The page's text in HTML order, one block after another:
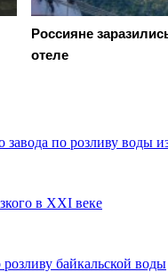
Россияне
отеле
по розливу воды
в XXI веке
байкальской воды